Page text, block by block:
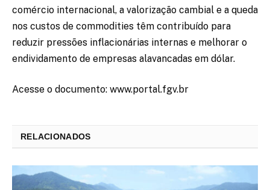
comércio internacional, a valorização cambial e a queda
nos custos de commodities têm contribuído para
reduzir pressões inflacionárias internas e melhorar o
endividamento de empresas alavancadas em dólar.
Acesse o documento: www.portal.fgv.br
RELACIONADOS